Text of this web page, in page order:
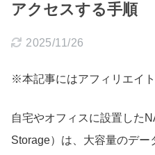
アクセスする手順
2025/11/26
※本記事にはアフィリエイ
自宅やオフィスに設置した
Storage）は、大容量のデ